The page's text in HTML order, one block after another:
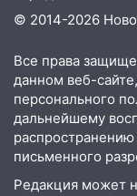
15:17 В
тысяч
15:04
после
14:28
Деева в
© 2014-2026
Все права
данном веб-
персонального
дальнейшему
письменного
Редакция может